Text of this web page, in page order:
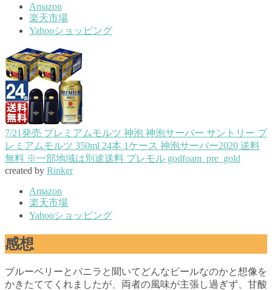
Amazon
楽天市場
Yahooショッピング
7/21発売 プレミアムモルツ 神泡 神泡サーバー サントリー プ
レミアムモルツ 350ml 24本 1ケース 神泡サーバー2020 送料
無料 ※一部地域は別途送料 プレモル godfoam_pre_gold
created by Rinker
Amazon
楽天市場
Yahooショッピング
感想
ブルーベリーとバニラと聞いてどんなビールなのかと想像を
かきたててくれましたが、両者の風味が主張し過ぎず、甘酸